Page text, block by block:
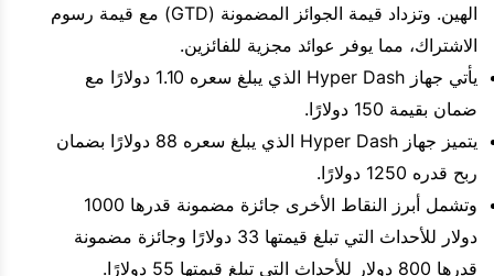
الهين. وتزداد قيمة الجوائز المضمونة (GTD) مع قيمة رسوم
الاشتراك، مما يوفر عوائد مجزية للفائزين.
يأتي جهاز Hyper Dash الذي يبلغ سعره 1.10 دولارًا مع
ضمان بقيمة 150 دولارًا.
يتميز جهاز Hyper Dash الذي يبلغ سعره 88 دولارًا بضمان
ربح قدره 1250 دولارًا.
وتشمل أبرز النقاط الأخرى جائزة مضمونة قدرها 1000
دولار للأحداث التي تبلغ قيمتها 33 دولارًا وجائزة مضمونة
قدرها 800 دولار للأحداث التي تبلغ قيمتها 55 دولارًا.